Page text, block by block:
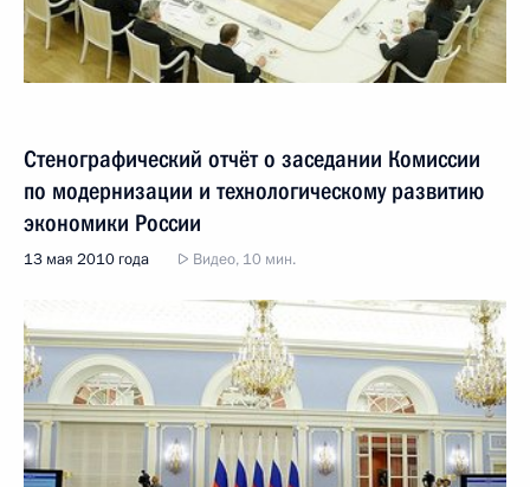
Стенографический отчёт о заседании Комиссии
по модернизации и технологическому развитию
экономики России
13 мая 2010 года Видео, 10 мин.